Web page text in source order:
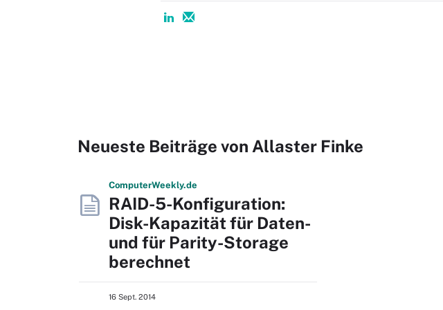
Neueste Beiträge von Allaster Finke
ComputerWeekly.de
RAID-5-Konfiguration:
Disk-Kapazität für Daten-
und für Parity-Storage
berechnet
16 Sept. 2014